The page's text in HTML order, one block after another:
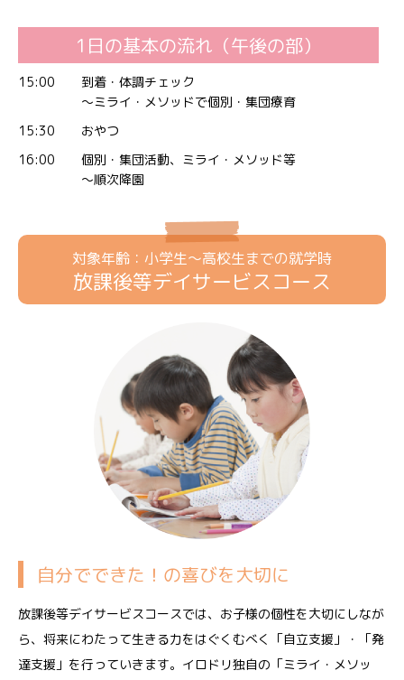
1日の基本の流れ（午後の部）
15:00
到着・体調チェック
～ミライ・メソッドで個別・集団療育
15:30
おやつ
16:00
個別・集団活動、ミライ・メソッド等
〜順次降園
対象年齢：小学生～高校生までの就学時
放課後等デイサービスコース
自分でできた！の喜びを大切に
放課後等デイサービスコースでは、お子様の個性を大切にしなが
ら、将来にわたって生きる力をはぐくむべく「自立支援」・「発
達支援」を行っていきます。イロドリ独自の「ミライ・メソッ